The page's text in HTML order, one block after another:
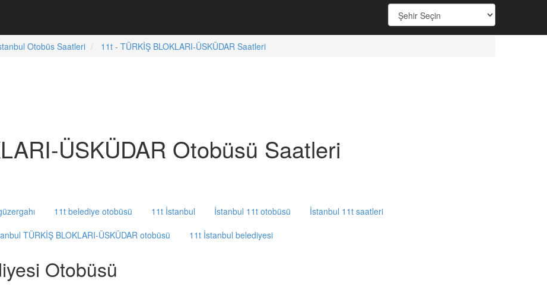
Otobüs Saatleri 11t - TÜRKİŞ BLOKLARI-ÜSKÜDAR Saatleri
ÜSKÜDAR Otobüsü Saatleri
11t belediye otobüsü 11t İstanbul İstanbul 11t otobüsü
İstanbul 11t saatleri
TÜRKİŞ BLOKLARI-ÜSKÜDAR otobüsü 11t İstanbul belediyesi
Otobüsü